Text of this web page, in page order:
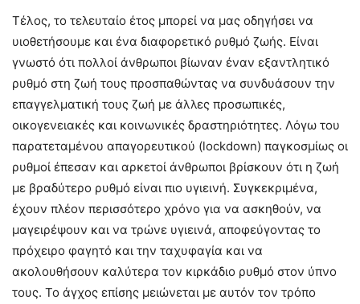
Τέλος, το τελευταίο έτος μπορεί να μας οδηγήσει να
υιοθετήσουμε και ένα διαφορετικό ρυθμό ζωής. Είναι
γνωστό ότι πολλοί άνθρωποι βίωναν έναν εξαντλητικό
ρυθμό στη ζωή τους προσπαθώντας να συνδυάσουν την
επαγγελματική τους ζωή με άλλες προσωπικές,
οικογενειακές και κοινωνικές δραστηριότητες. Λόγω του
παρατεταμένου απαγορευτικού (lockdown) παγκοσμίως οι
ρυθμοί έπεσαν και αρκετοί άνθρωποι βρίσκουν ότι η ζωή
με βραδύτερο ρυθμό είναι πιο υγιεινή. Συγκεκριμένα,
έχουν πλέον περισσότερο χρόνο για να ασκηθούν, να
μαγειρέψουν και να τρώνε υγιεινά, αποφεύγοντας το
πρόχειρο φαγητό και την ταχυφαγία και να
ακολουθήσουν καλύτερα τον κιρκάδιο ρυθμό στον ύπνο
τους. Το άγχος επίσης μειώνεται με αυτόν τον τρόπο